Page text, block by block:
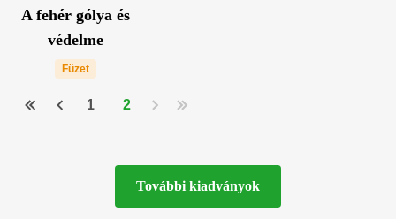
A fehér gólya és
védelme
Füzet
1 2
További kiadványok